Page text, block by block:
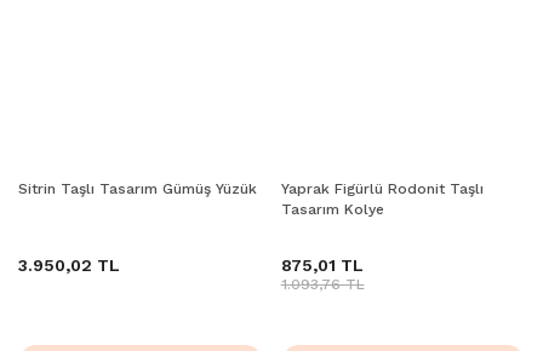
Sitrin Taşlı Tasarım Gümüş Yüzük
3.950,02 TL
Yaprak Figürlü Rodonit Taşlı
Tasarım Kolye
875,01 TL
1.093,76 TL